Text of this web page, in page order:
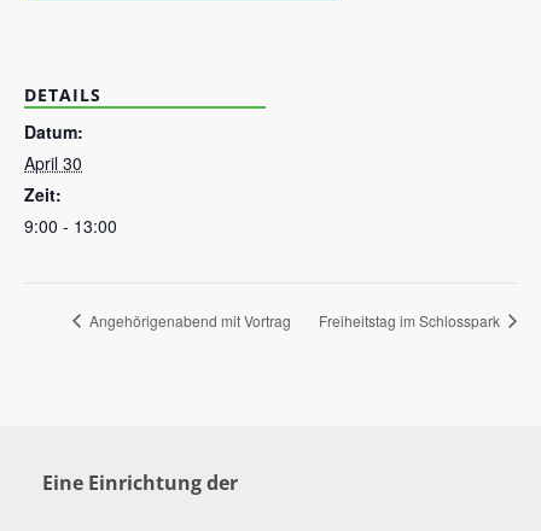
DETAILS
Datum:
April 30
Zeit:
9:00 - 13:00
Angehörigenabend mit Vortrag Freiheitstag im Schlosspark
Eine Einrichtung der